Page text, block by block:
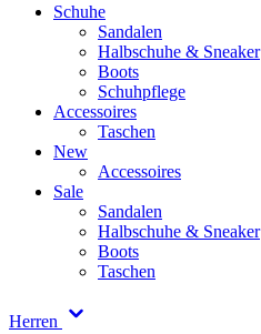
Schuhe
Sandalen
Halbschuhe & Sneaker
Boots
Schuhpflege
Accessoires
Taschen
New
Accessoires
Sale
Sandalen
Halbschuhe & Sneaker
Boots
Taschen
Herren